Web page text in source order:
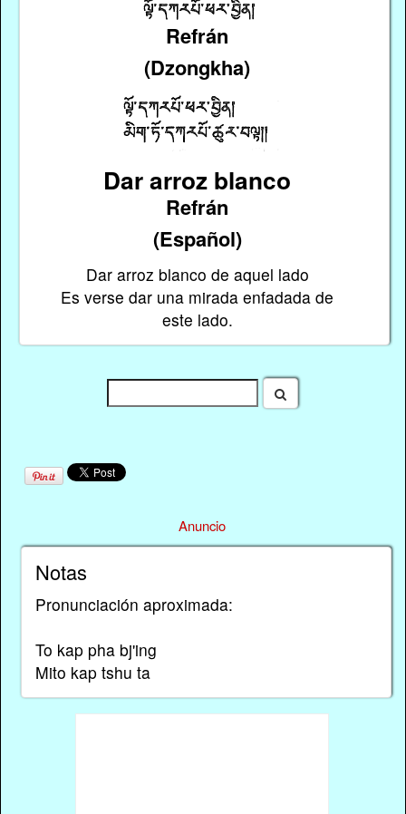
Refrán
(Dzongkha)
Dar arroz blanco
Refrán
(Español)
Dar arroz blanco de aquel lado
Es verse dar una mirada enfadada de
este lado.
Anuncio
Notas
Pronunciación aproximada:
To kap pha bj'ing
Mito kap tshu ta